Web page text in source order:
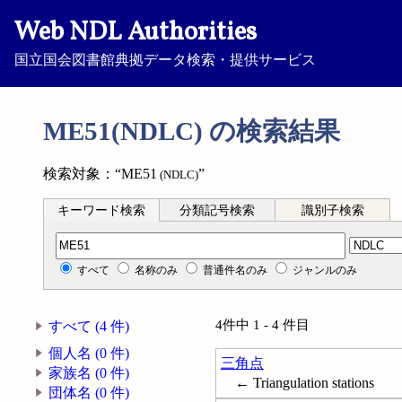
Web NDL Authorities
国立国会図書館典拠データ検索・提供サービス
ME51(NDLC) の検索結果
検索対象：“ME51 (NDLC)”
キーワード検索 分類記号検索 識別子検索
分類記号検索
すべて 名称のみ 普通件名のみ ジャンルのみ
すべて (4 件)
個人名 (0 件)
家族名 (0 件)
団体名 (0 件)
4件中 1 - 4 件目
三角点
← Triangulation stations